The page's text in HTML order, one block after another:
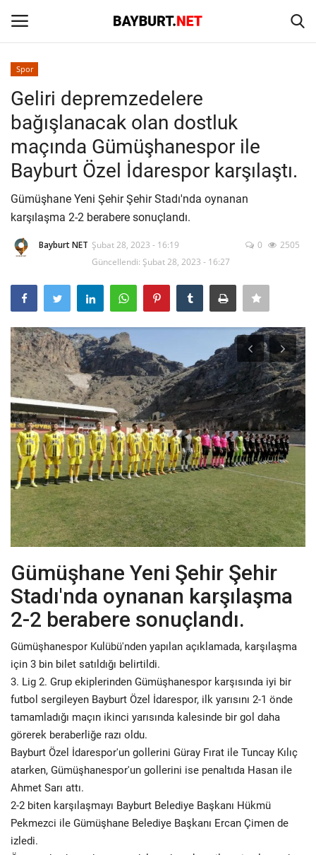
Anasayfa
İletişim
Bayburt
Haber
Yazarlar
Fotoğraf
Video
Kültür Sanat
Röportaj
Biyografi
Ulaşım
Spor
Geliri depremzedelere
bağışlanacak olan dostluk
maçında Gümüşhanespor ile
Bayburt Özel İdarespor karşılaştı.
Gümüşhane Yeni Şehir Şehir Stadı'nda oynanan
karşılaşma 2-2 berabere sonuçlandı.
Bayburt NET Şubat 28, 2023 - 16:19
Güncellendi: Şubat 28, 2023 - 16:27
0 2505
Gümüşhane Yeni Şehir Şehir
Stadı'nda oynanan karşılaşma
2-2 berabere sonuçlandı.
Gümüşhanespor Kulübü'nden yapılan açıklamada, karşılaşma
için 3 bin bilet satıldığı belirtildi.
3. Lig 2. Grup ekiplerinden Gümüşhanespor karşısında iyi bir
futbol sergileyen Bayburt Özel İdarespor, ilk yarısını 2-1 önde
tamamladığı maçın ikinci yarısında kalesinde bir gol daha
görerek beraberliğe razı oldu.
Bayburt Özel İdarespor'un gollerini Güray Fırat ile Tuncay Kılıç
atarken, Gümüşhanespor'un gollerini ise penaltıda Hasan ile
Ahmet Sarı attı.
2-2 biten karşılaşmayı Bayburt Belediye Başkanı Hükmü
Pekmezci ile Gümüşhane Belediye Başkanı Ercan Çimen de
izledi.